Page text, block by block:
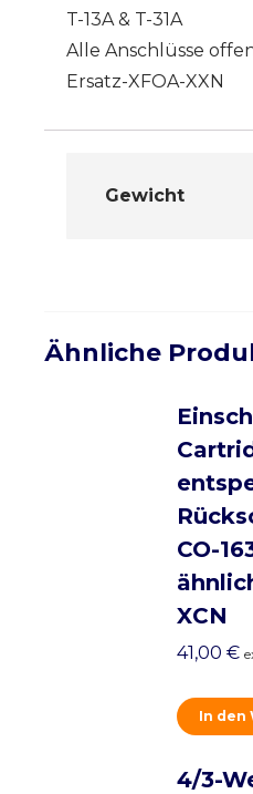
T-13A & T-31A
Alle Anschlüsse
Ersatz-XFOA-XXN
Gewicht
Ähnliche
CO-
XCN
41,00 €
In den
4/3-